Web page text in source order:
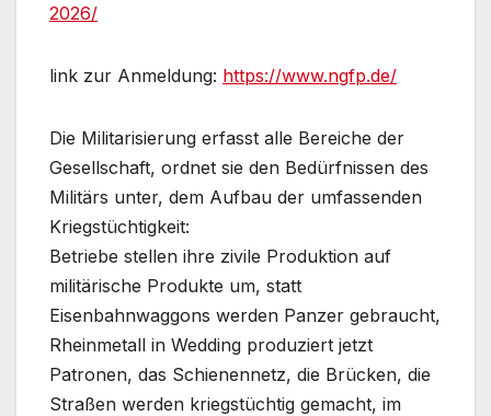
2026/
link zur Anmeldung: https://www.ngfp.de/
Die Militarisierung erfasst alle Bereiche der
Gesellschaft, ordnet sie den Bedürfnissen des
Militärs unter, dem Aufbau der umfassenden
Kriegstüchtigkeit:
Betriebe stellen ihre zivile Produktion auf
militärische Produkte um, statt
Eisenbahnwaggons werden Panzer gebraucht,
Rheinmetall in Wedding produziert jetzt
Patronen, das Schienennetz, die Brücken, die
Straßen werden kriegstüchtig gemacht, im